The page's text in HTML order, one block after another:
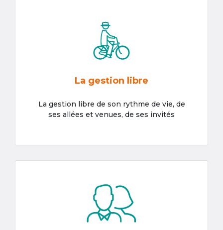
La gestion libre
La gestion libre de son rythme de vie, de
ses allées et venues, de ses invités